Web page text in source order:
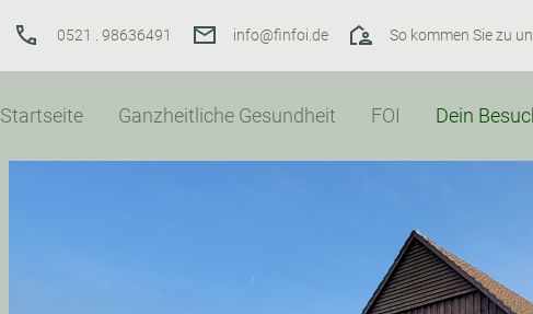
0521 . 98636491 info@finfoi.de So kommen Sie zu
Startseite Ganzheitliche Gesundheit FOI Dein